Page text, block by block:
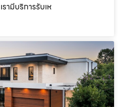
ามีบริการรับเห